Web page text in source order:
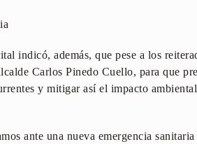
indicó, además, que pese a los
Carlos Pinedo Cuello, para que
y mitigar así el impacto
ante una nueva emergencia